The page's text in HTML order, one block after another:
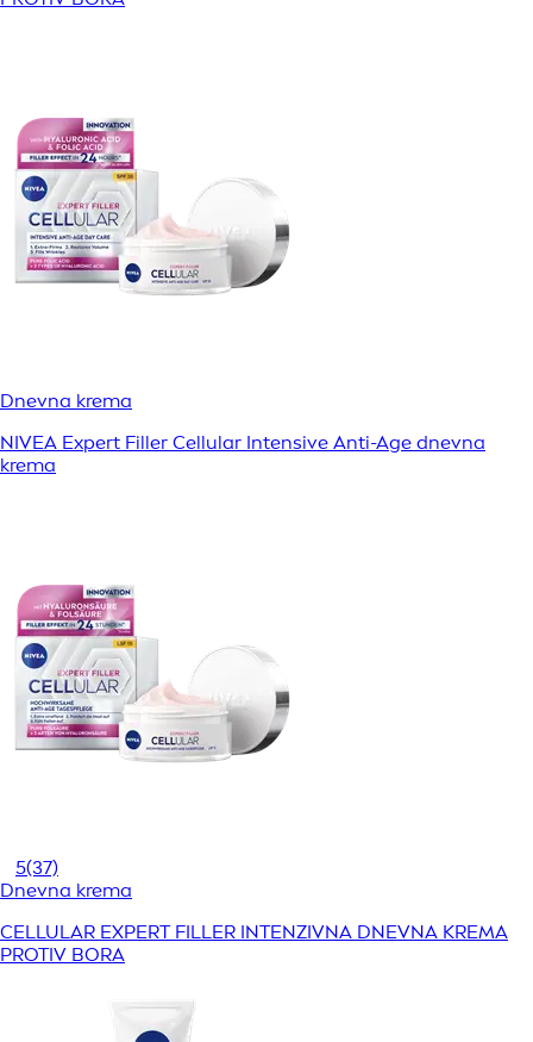
Dnevna krema
NIVEA Expert Filler Cellular Intensive Anti-Age dnevna
krema
5(37)
Dnevna krema
CELLULAR EXPERT FILLER INTENZIVNA DNEVNA KREMA
PROTIV BORA